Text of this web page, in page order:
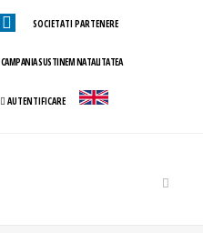
SOCIETATI PARTENERE
CAMPANIA SUSTINEM NATALITATEA
AUTENTIFICARE